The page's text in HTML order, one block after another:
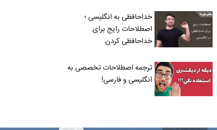
خداحافظی به انگلیسی ؛
اصطلاحات رایج برای
خداحافظی کردن
ترجمه اصطلاحات تخصصی به
انگلیسی و فارسی!